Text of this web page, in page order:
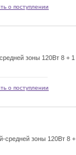
о поступлении
зоны 120Вт 8 + 1
о поступлении
средней зоны 120Вт 8 +